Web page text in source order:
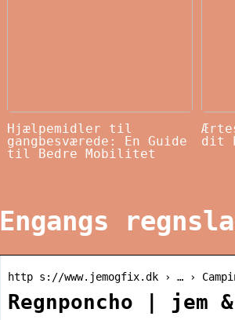
Hjælpemidler til
gangbesværede: En Guide
til Bedre Mobilitet
dit
Engangs
http s://www.jemogfix.dk › … ›
Regnponcho | jem